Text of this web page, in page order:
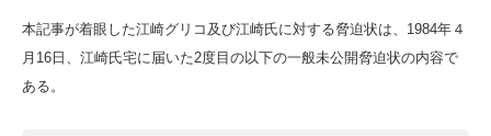
本記事が着眼した江崎グリコ及び江崎氏に対する脅迫状は、1984年４
月16日、江崎氏宅に届いた2度目の以下の一般未公開脅迫状の内容で
ある。